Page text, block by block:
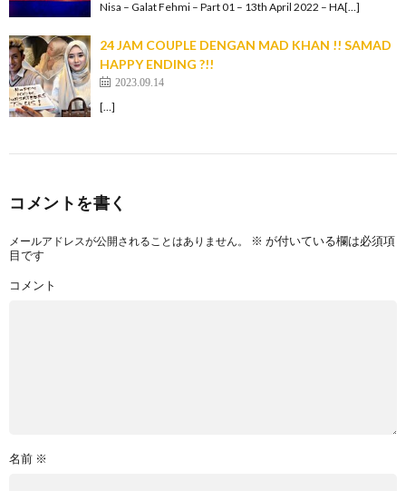
Nisa – Galat Fehmi – Part 01 – 13th April 2022 – HA[…]
24 JAM COUPLE DENGAN MAD KHAN !! SAMAD
HAPPY ENDING ?!!
2023.09.14
[…]
コメントを書く
メールアドレスが公開されることはありません。 ※ が付いている欄は必須項
目です
コメント
名前 ※